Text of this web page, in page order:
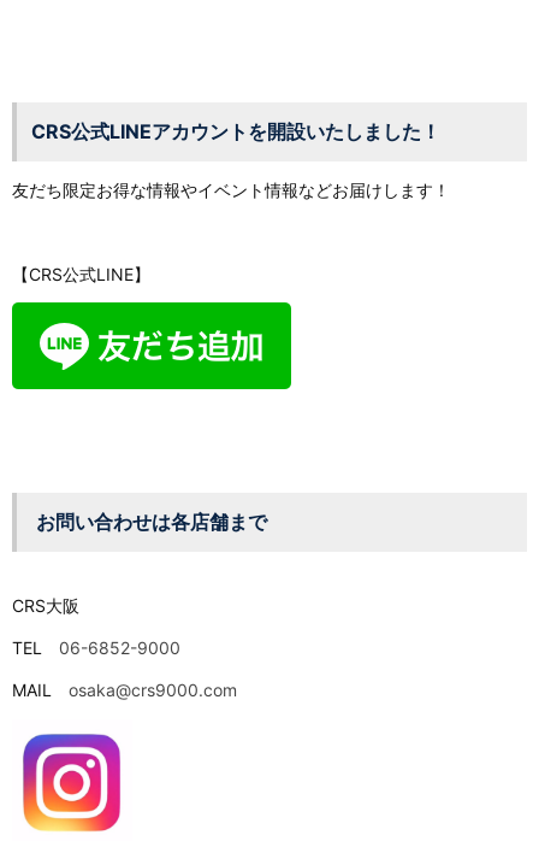
CRS公式LINEアカウントを開設いたしました！
友だち限定お得な情報やイベント情報などお届けします！
【CRS公式LINE】
お問い合わせは各店舗まで
CRS大阪
TEL 06-6852-9000
MAIL osaka@crs9000.com